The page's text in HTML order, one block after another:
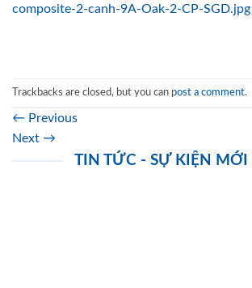
composite-2-canh-9A-Oak-2-CP-SGD.jpg
Trackbacks are closed, but you can post a comment.
← Previous
Next →
TIN TỨC - SỰ KIỆN